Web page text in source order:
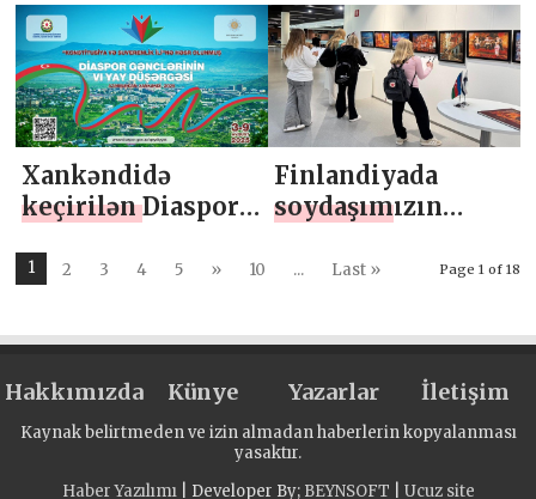
layiq görülüb
Festivalı
Xankəndidə
keçirilən Diaspor
Düşərgəsi ziyalılar
rəğbət qazanıb
Finlandiyada
soydaşımızın
adlı rəsm sərgisi
Page 1 of 18
1 2 3 4 5 » 10 ... Last »
Hakkımızda Künye Yazarlar İletişim
Kaynak belirtmeden ve izin almadan haberlerin kopyalanması
yasaktır.
Haber Yazılımı| Developer By; BEYNSOFT Ucuz site